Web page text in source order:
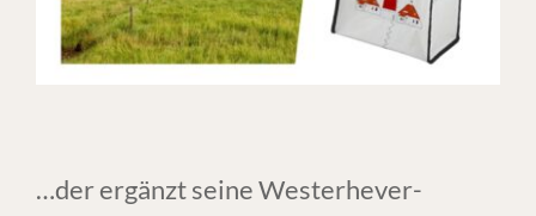
…der ergänzt seine Westerhever-